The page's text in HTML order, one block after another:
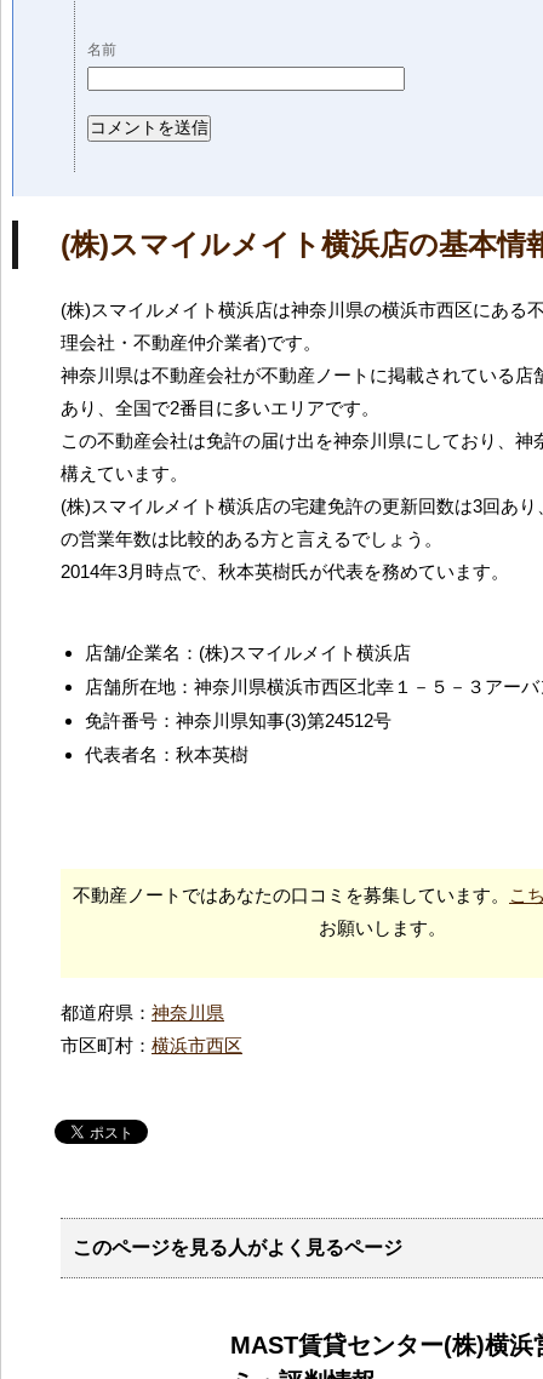
名前
(株)スマイルメイト横浜店の基本情
(株)スマイルメイト横浜店は神奈川県の横浜市西区にある
理会社・不動産仲介業者)です。
神奈川県は不動産会社が不動産ノートに掲載されている店
あり、全国で2番目に多いエリアです。
この不動産会社は免許の届け出を神奈川県にしており、神
構えています。
(株)スマイルメイト横浜店の宅建免許の更新回数は3回あ
の営業年数は比較的ある方と言えるでしょう。
2014年3月時点で、秋本英樹氏が代表を務めています。
店舗/企業名：(株)スマイルメイト横浜店
店舗所在地：神奈川県横浜市西区北幸１－５－３アー
免許番号：神奈川県知事(3)第24512号
代表者名：秋本英樹
不動産ノートではあなたの口コミを募集しています。
こ
お願いします。
都道府県： 神奈川県
市区町村： 横浜市西区
このページを見る人がよく見るページ
MAST賃貸センター(株)横浜